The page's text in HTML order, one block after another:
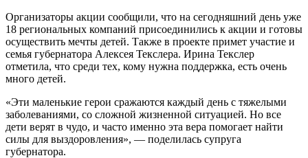
Организаторы акции сообщили, что на сегодняшний день уже
18 региональных компаний присоединились к акции и готовы
осуществить мечты детей. Также в проекте примет участие и
семья губернатора Алексея Текслера. Ирина Текслер
отметила, что среди тех, кому нужна поддержка, есть очень
много детей.
«Эти маленькие герои сражаются каждый день с тяжелыми
заболеваниями, со сложной жизненной ситуацией. Но все
дети верят в чудо, и часто именно эта вера помогает найти
силы для выздоровления», — поделилась супруга
губернатора.